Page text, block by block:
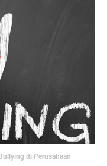
di Perusahaan